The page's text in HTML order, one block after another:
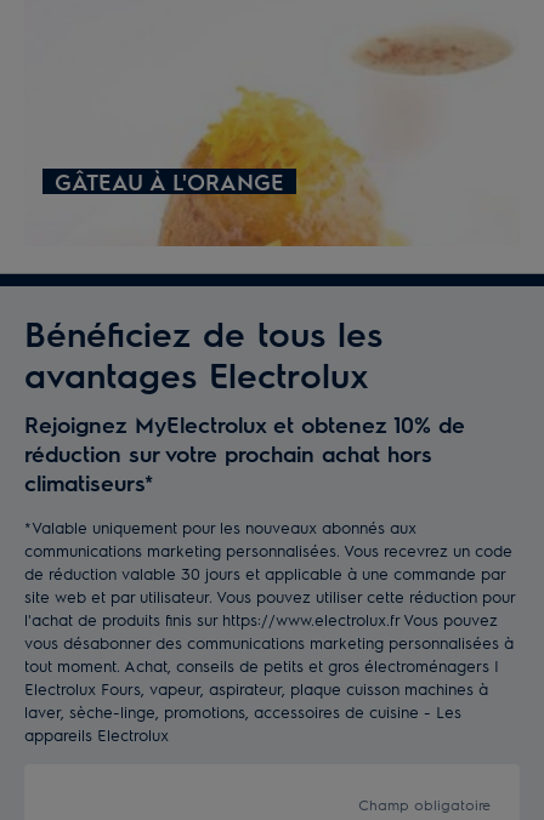
GÂTEAU À L'ORANGE
Bénéficiez de tous les
avantages Electrolux
Rejoignez MyElectrolux et obtenez 10% de
réduction sur votre prochain achat hors
climatiseurs*
*Valable uniquement pour les nouveaux abonnés aux
communications marketing personnalisées. Vous recevrez un code
de réduction valable 30 jours et applicable à une commande par
site web et par utilisateur. Vous pouvez utiliser cette réduction pour
l'achat de produits finis sur https://www.electrolux.fr Vous pouvez
vous désabonner des communications marketing personnalisées à
tout moment. Achat, conseils de petits et gros électroménagers |
Electrolux Fours, vapeur, aspirateur, plaque cuisson machines à
laver, sèche-linge, promotions, accessoires de cuisine - Les
appareils Electrolux
Champ obligatoire